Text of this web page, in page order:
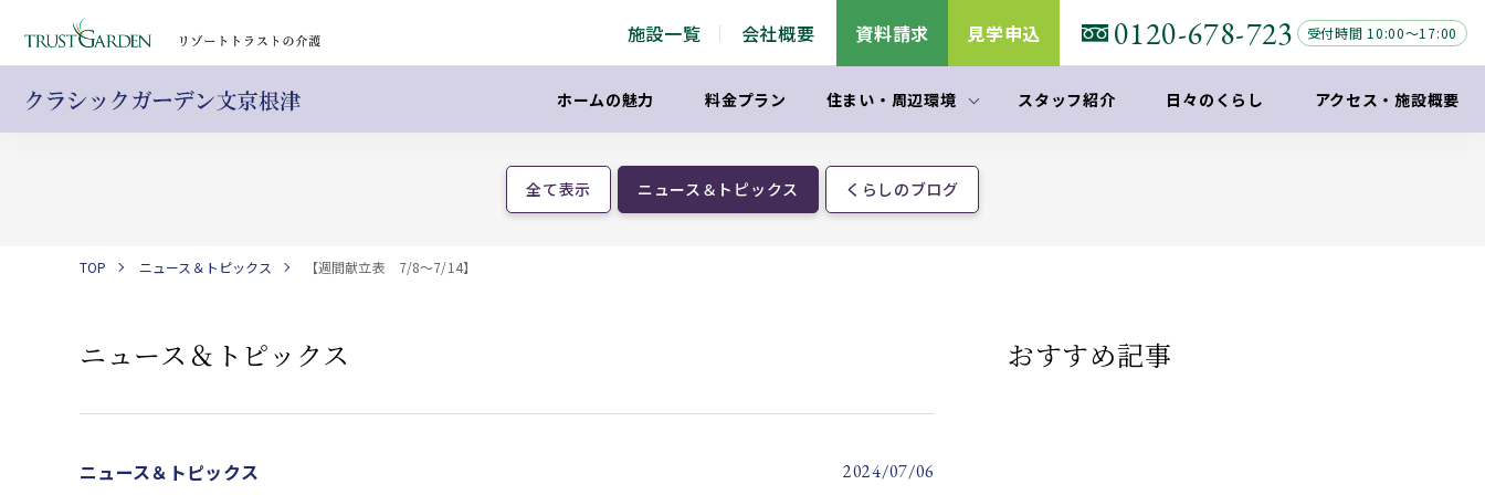
施設一覧 会社概要 資料請求 見学申込 0120-678-723 受付時間 10:00～17:00
ホームの魅力 料金プラン 住まい ・ 周辺環境 スタッフ紹介 日々のくらし アクセス ・施設概要
全て表示 ニュース＆トピックス くらしのブログ
TOP ニュース＆トピックス 【週間献立表 7/8～7/14】
ニュース＆トピックス
ニュース＆トピックス 2024/07/06
おすすめ記事